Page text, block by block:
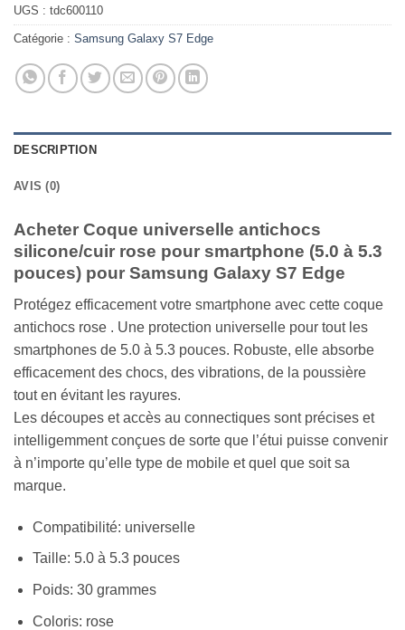
UGS : tdc600110
Catégorie : Samsung Galaxy S7 Edge
DESCRIPTION
AVIS (0)
Acheter Coque universelle antichocs
silicone/cuir rose pour smartphone (5.0 à 5.3
pouces) pour Samsung Galaxy S7 Edge
Protégez efficacement votre smartphone avec cette coque
antichocs rose . Une protection universelle pour tout les
smartphones de 5.0 à 5.3 pouces. Robuste, elle absorbe
efficacement des chocs, des vibrations, de la poussière
tout en évitant les rayures.
Les découpes et accès au connectiques sont précises et
intelligemment conçues de sorte que l’étui puisse convenir
à n’importe qu’elle type de mobile et quel que soit sa
marque.
Compatibilité: universelle
Taille: 5.0 à 5.3 pouces
Poids: 30 grammes
Coloris: rose